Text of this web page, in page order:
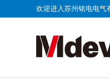
欢迎进入苏州铭电电气